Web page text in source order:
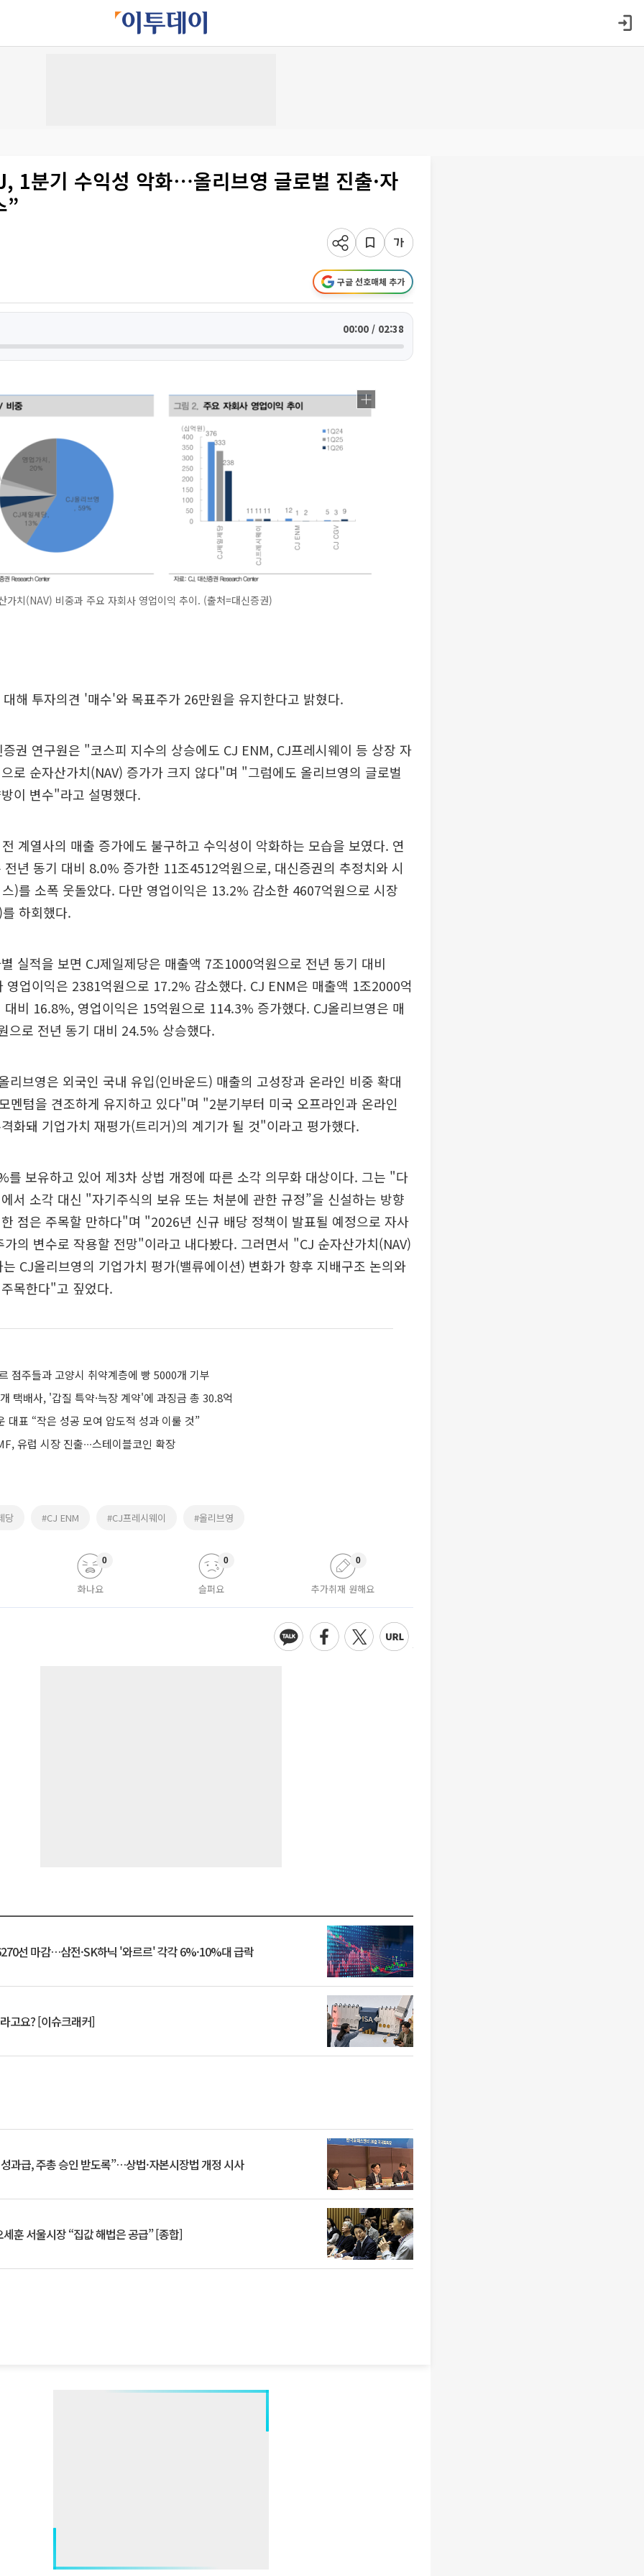
1분기 수익성 악화⋯올리브영 글로벌 진출·자
”
구글 선호매체 추가
00:00 / 02:38
치(NAV) 비중과 주요 자회사 영업이익 추이. (출처=대신증권)
해 투자의견 '매수'와 목표주가 26만원을 유지한다고 밝혔다.
권 연구원은 "코스피 지수의 상승에도 CJ ENM, CJ프레시웨이 등 상장 자
로 순자산가치(NAV) 증가가 크지 않다"며 "그럼에도 올리브영의 글로벌
이 변수"라고 설명했다.
계열사의 매출 증가에도 불구하고 수익성이 악화하는 모습을 보였다. 연
년 동기 대비 8.0% 증가한 11조4512억원으로, 대신증권의 추정치와 시
)를 소폭 웃돌았다. 다만 영업이익은 13.2% 감소한 4607억원으로 시장
하회했다.
실적을 보면 CJ제일제당은 매출액 7조1000억원으로 전년 동기 대비
영업이익은 2381억원으로 17.2% 감소했다. CJ ENM은 매출액 1조2000억
대비 16.8%, 영업이익은 15억원으로 114.3% 증가했다. CJ올리브영은 매
으로 전년 동기 대비 24.5% 상승했다.
리브영은 외국인 국내 유입(인바운드) 매출의 고성장과 온라인 비중 확대
멘텀을 견조하게 유지하고 있다"며 "2분기부터 미국 오프라인과 온라인
화돼 기업가치 재평가(트리거)의 계기가 될 것"이라고 평가했다.
를 보유하고 있어 제3차 상법 개정에 따른 소각 의무화 대상이다. 그는 "다
서 소각 대신 "자기주식의 보유 또는 처분에 관한 규정”을 신설하는 방향
점은 주목할 만하다"며 "2026년 신규 배당 정책이 발표될 예정으로 자사
의 변수로 작용할 전망"이라고 내다봤다. 그러면서 "CJ 순자산가치(NAV)
CJ올리브영의 기업가치 평가(밸류에이션) 변화가 향후 지배구조 논의와
목한다"고 짚었다.
점주들과 고양시 취약계층에 빵 5000개 기부
택배사, '갑질 특약·늑장 계약'에 과징금 총 30.8억
대표 “작은 성공 모여 압도적 성과 이룰 것”
유럽 시장 진출∙∙∙스테이블코인 확장
당 #CJ ENM #CJ프레시웨이 #올리브영
화나요
0
슬퍼요
0
추가취재 원해요
0
선 마감…삼전·SK하닉 '와르르' 각각 6%·10%대 급락
고요? [이슈크래커]
과급, 주총 승인 받도록”…상법·자본시장법 개정 시사
훈 서울시장 “집값 해법은 공급” [종합]